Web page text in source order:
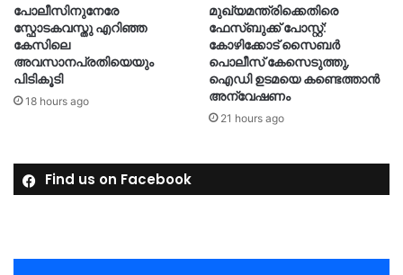
പോലീസിനുനേരേ
സ്ഫോടകവസ്തു എറിഞ്ഞ
കേസിലെ
അവസാനപ്രതിയെയും
പിടികൂടി
18 hours ago
മുഖ്യമന്ത്രിക്കെതിരെ
ഫേസ്ബുക്ക് പോസ്റ്റ്:
കോഴിക്കോട് സൈബർ
പൊലീസ് കേസെടുത്തു,
ഐഡി ഉടമയെ കണ്ടെത്താൻ
അന്വേഷണം
21 hours ago
Find us on Facebook